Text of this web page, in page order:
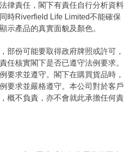
律責任，閣下有責任自行分析資料
時Riverfield Life Limited不能確保
示產品的真實面貌及顏色。
部份可能要取得政府牌照或許可，
任核實閣下是否已遵守法例要求。
要求並遵守。閣下在購買貨品時，
要求並嚴格遵守。本公司對於客戶
概不負責，亦不會就此承擔任何責